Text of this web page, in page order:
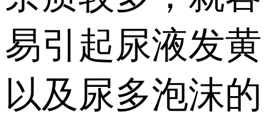
易引起尿液发黄
以及尿多泡沫的